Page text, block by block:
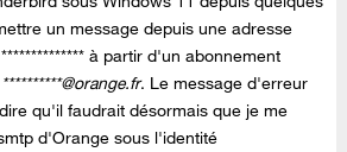
un message depuis une adresse
à partir d'un abonnement
**********@orange.fr. Le message d'erreur
qu'il faudrait désormais que je me
d'Orange sous l'identité